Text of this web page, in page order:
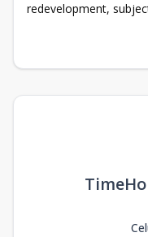
redevelopment,